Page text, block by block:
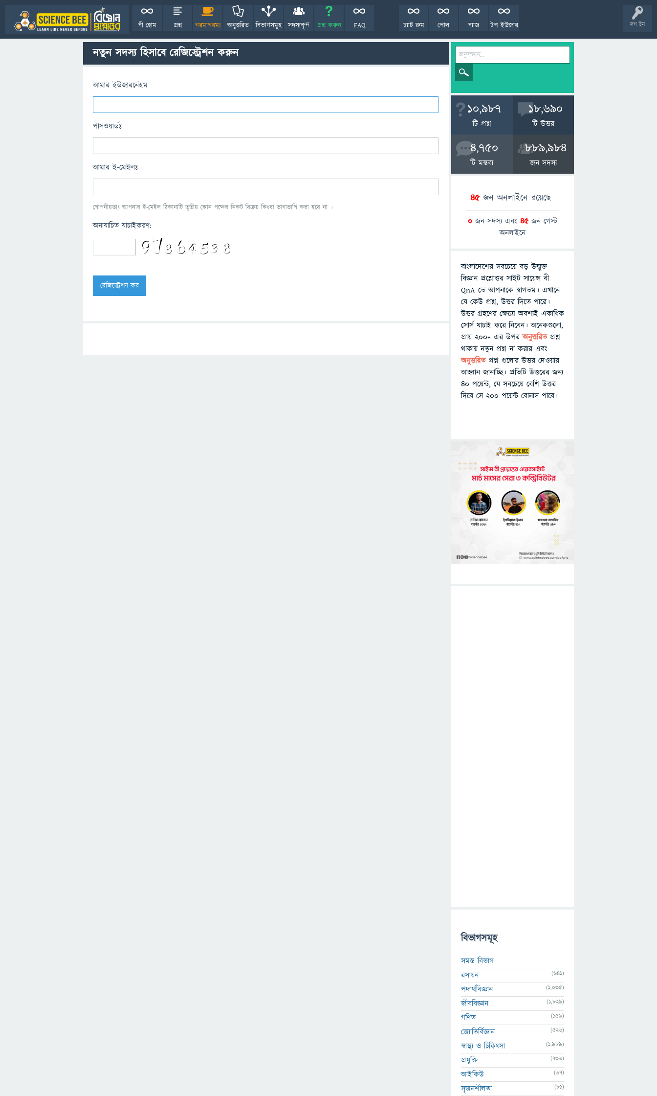
লগ ইন
বী হোম প্রশ্ন গরমাগরম! অনুত্তরিত বিভাগসমূহ সদস্যবৃন্দ প্রশ্ন করুন FAQ টপ ইউজার
ব্যাজ
পোল
চ্যাট রুম
নতুন সদস্য হিসাবে রেজিস্ট্রেশন করুন
আমার ইউজারনেইম
পাসওয়ার্ডঃ
আমার ই-মেইলঃ
গোপনীয়তাঃ আপনার ই-মেইল ঠিকানাটি তৃতীয় কোন পক্ষের নিকট বিক্রয় কিংবা ভাগাভাগি করা হবে না ।
অনাযাচিত যাচাইকরণ:
10,987
টি প্রশ্ন
18,690
টি উত্তর
4,750
টি মন্তব্য
889,984
জন সদস্য
45জন অনলাইনে রয়েছে
0 জন সদস্য এবং 45জন গেস্ট
অনলাইনে
বাংলাদেশের সবচেয়ে বড় উন্মুক্ত
বিজ্ঞান প্রশ্নোত্তর সাইট সায়েন্স বী
QnA তে আপনাকে স্বাগতম। এখানে
যে কেউ প্রশ্ন, উত্তর দিতে পারে।
উত্তর গ্রহণের ক্ষেত্রে অবশ্যই একাধিক
সোর্স যাচাই করে নিবেন। অনেকগুলো,
প্রায় ২০০+ এর উপরঅনুত্তরিতপ্রশ্ন
থাকায় নতুন প্রশ্ন না করার এবং
অনুত্তরিত প্রশ্ন গুলোর উত্তর দেওয়ার
আহ্বান জানাচ্ছি। প্রতিটি উত্তরের জন্য
৪০ পয়েন্ট, যে সবচেয়ে বেশি উত্তর
দিবে সে ২০০ পয়েন্ট বোনাস পাবে।
বিভাগসমূহ
সমস্ত বিভাগ
রসায়ন
(641)
পদার্থবিজ্ঞান (1,035)
জীববিজ্ঞান (1,829)
গণিত (159)
জ্যোতির্বিজ্ঞান (526)
স্বাস্থ্য ও চিকিৎসা (1,989)
প্রযুক্তি (736)
আইকিউ (67)
সৃজনশীলতা (81)